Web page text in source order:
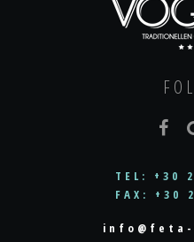
TEL: +30
FAX: +30